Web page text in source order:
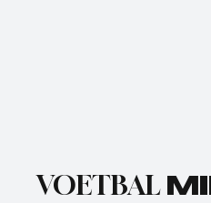
VOETBAL